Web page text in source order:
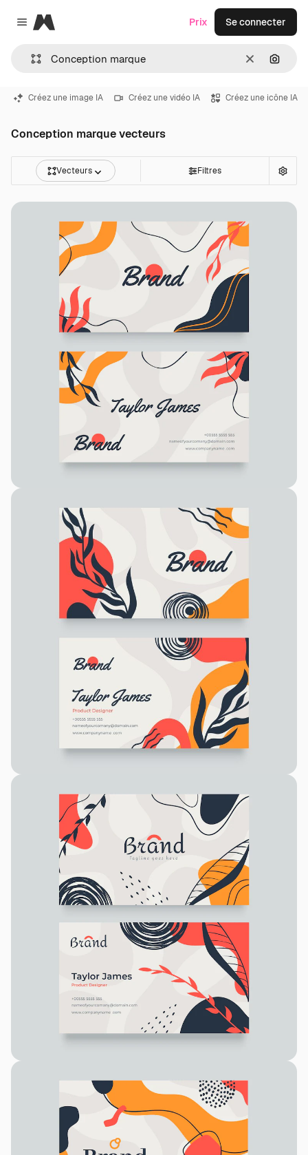
Close menu
Magnific
Effacer
Prix Se connecter
Créez une image IA Créez une vidéo IA Créez une icône IA
Conception marque vecteurs
Vecteurs Filtres